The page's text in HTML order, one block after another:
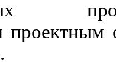
проектным